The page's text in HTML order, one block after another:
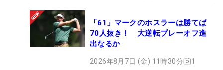
「61」マークのホスラーは勝てば
70人抜き！ 大逆転プレーオフ進
出なるか
2026年8月7日 (金) 11時30分 1